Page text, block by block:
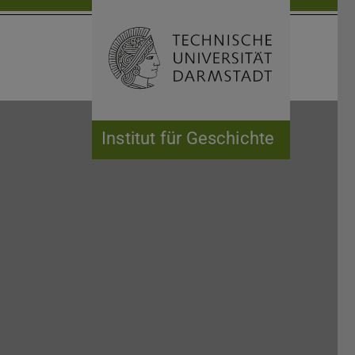
Institut für Geschichte
Suche öffnen